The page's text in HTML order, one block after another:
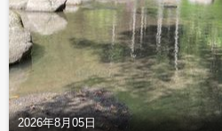
2026年8月05日